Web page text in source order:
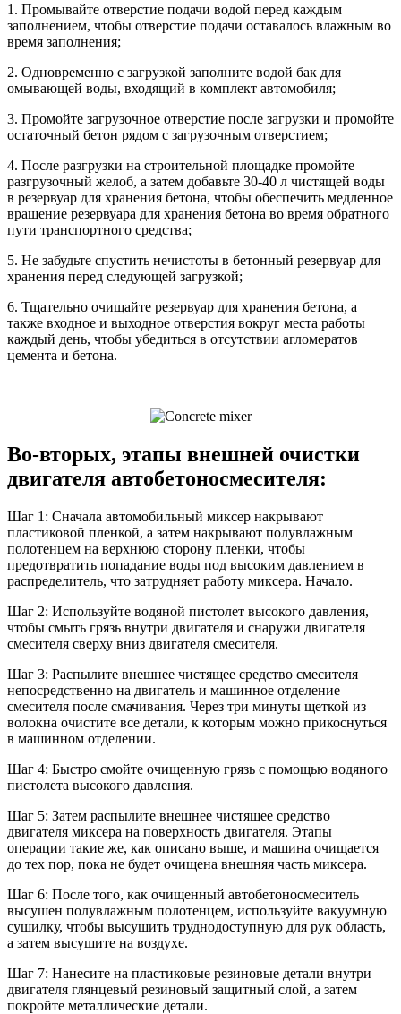
1. Промывайте отверстие подачи водой перед каждым
заполнением, чтобы отверстие подачи оставалось влажным во
время заполнения;
2. Одновременно с загрузкой заполните водой бак для
омывающей воды, входящий в комплект автомобиля;
3. Промойте загрузочное отверстие после загрузки и промойте
остаточный бетон рядом с загрузочным отверстием;
4. После разгрузки на строительной площадке промойте
разгрузочный желоб, а затем добавьте 30-40 л чистящей воды
в резервуар для хранения бетона, чтобы обеспечить медленное
вращение резервуара для хранения бетона во время обратного
пути транспортного средства;
5. Не забудьте спустить нечистоты в бетонный резервуар для
хранения перед следующей загрузкой;
6. Тщательно очищайте резервуар для хранения бетона, а
также входное и выходное отверстия вокруг места работы
каждый день, чтобы убедиться в отсутствии агломератов
цемента и бетона.
Во-вторых, этапы внешней очистки
двигателя автобетоносмесителя:
Шаг 1: Сначала автомобильный миксер накрывают
пластиковой пленкой, а затем накрывают полувлажным
полотенцем на верхнюю сторону пленки, чтобы
предотвратить попадание воды под высоким давлением в
распределитель, что затрудняет работу миксера. Начало.
Шаг 2: Используйте водяной пистолет высокого давления,
чтобы смыть грязь внутри двигателя и снаружи двигателя
смесителя сверху вниз двигателя смесителя.
Шаг 3: Распылите внешнее чистящее средство смесителя
непосредственно на двигатель и машинное отделение
смесителя после смачивания. Через три минуты щеткой из
волокна очистите все детали, к которым можно прикоснуться
в машинном отделении.
Шаг 4: Быстро смойте очищенную грязь с помощью водяного
пистолета высокого давления.
Шаг 5: Затем распылите внешнее чистящее средство
двигателя миксера на поверхность двигателя. Этапы
операции такие же, как описано выше, и машина очищается
до тех пор, пока не будет очищена внешняя часть миксера.
Шаг 6: После того, как очищенный автобетоносмеситель
высушен полувлажным полотенцем, используйте вакуумную
сушилку, чтобы высушить труднодоступную для рук область,
а затем высушите на воздухе.
Шаг 7: Нанесите на пластиковые резиновые детали внутри
двигателя глянцевый резиновый защитный слой, а затем
покройте металлические детали.